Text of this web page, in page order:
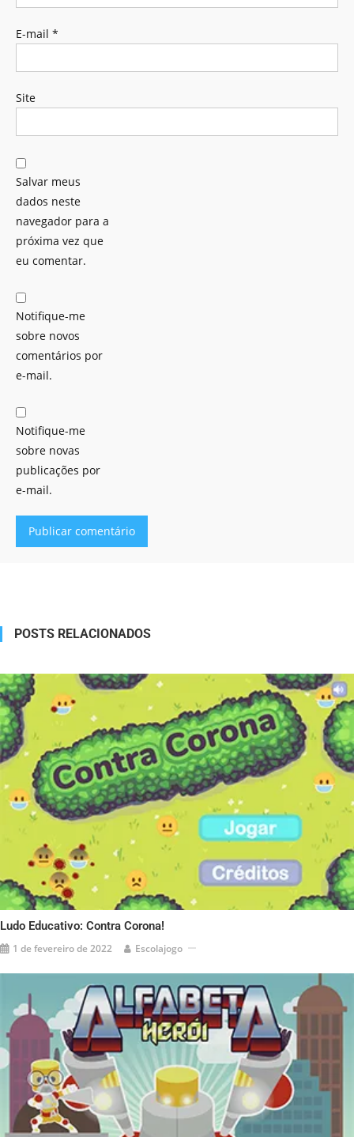
E-mail *
Site
Salvar meus
dados neste
navegador para a
próxima vez que
eu comentar.
Notifique-me
sobre novos
comentários por
e-mail.
Notifique-me
sobre novas
publicações por
e-mail.
POSTS RELACIONADOS
Ludo Educativo: Contra Corona!
1 de fevereiro de 2022 Escolajogo